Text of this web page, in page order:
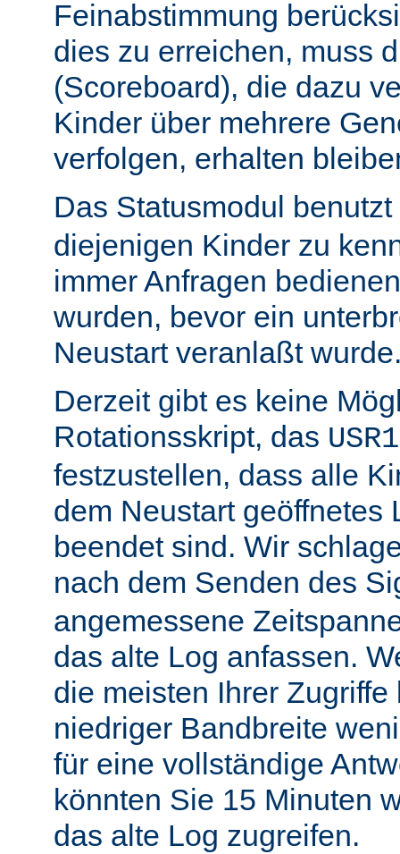
Feinabstimmung
dies zu erreichen, muss
(Scoreboard), die dazu
Kinder über mehrere
verfolgen, erhalten
Das Statusmodul
diejenigen Kinder zu
immer Anfragen
wurden, bevor ein
Neustart veranlaßt
Derzeit gibt es keine
Rotationsskript, das USR1
festzustellen, dass alle
dem Neustart geöffnetes
beendet sind. Wir
nach dem Senden des
angemessene
das alte Log anfassen.
die meisten Ihrer
niedriger Bandbreite
für eine vollständige
könnten Sie 15 Minuten
das alte Log zugreifen.